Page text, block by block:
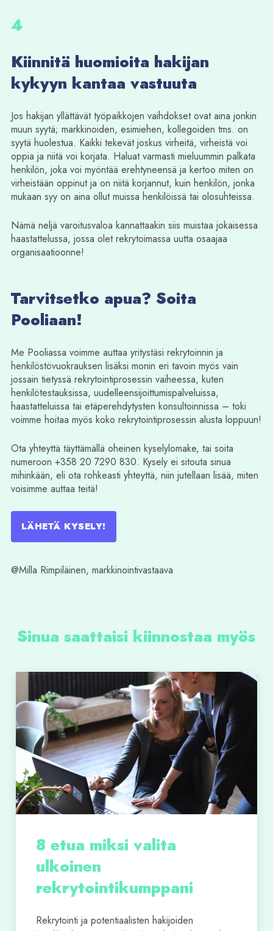
4
Kiinnitä huomioita hakijan
kykyyn kantaa vastuuta
Jos hakijan yllättävät työpaikkojen vaihdokset ovat aina jonkin
muun syytä; markkinoiden, esimiehen, kollegoiden tms. on
syytä huolestua. Kaikki tekevät joskus virheitä, virheistä voi
oppia ja niitä voi korjata. Haluat varmasti mieluummin palkata
henkilön, joka voi myöntää erehtyneensä ja kertoo miten on
virheistään oppinut ja on niitä korjannut, kuin henkilön, jonka
mukaan syy on aina ollut muissa henkilöissä tai olosuhteissa.
Nämä neljä varoitusvaloa kannattaakin siis muistaa jokaisessa
haastattelussa, jossa olet rekrytoimassa uutta osaajaa
organisaatioonne!
Tarvitsetko apua? Soita
Pooliaan!
Me Pooliassa voimme auttaa yritystäsi rekrytoinnin ja
henkilöstövuokrauksen lisäksi monin eri tavoin myös vain
jossain tietyssä rekrytointiprosessin vaiheessa, kuten
henkilötestauksissa, uudelleensijoittumispalveluissa,
haastatteluissa tai etäperehdytysten konsultoinnissa – toki
voimme hoitaa myös koko rekrytointiprosessin alusta loppuun!
Ota yhteyttä täyttämällä oheinen kyselylomake, tai soita
numeroon +358 20 7290 830. Kysely ei sitouta sinua
mihinkään, eli ota rohkeasti yhteyttä, niin jutellaan lisää, miten
voisimme auttaa teitä!
LÄHETÄ KYSELY!
@Milla Rimpiläinen, markkinointivastaava
Sinua saattaisi kiinnostaa myös
8 etua miksi valita
ulkoinen
rekrytointikumppani
Rekrytointi ja potentiaalisten hakijoiden